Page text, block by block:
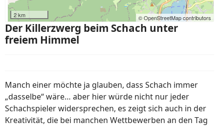
2 km © OpenStreetMap contributors
Der Killerzwerg beim Schach unter
freiem Himmel
Manch einer möchte ja glauben, dass Schach immer
„dasselbe“ wäre… aber hier würde nicht nur jeder
Schachspieler widersprechen, es zeigt sich auch in der
Kreativität, die bei manchen Wettbewerben an den Tag